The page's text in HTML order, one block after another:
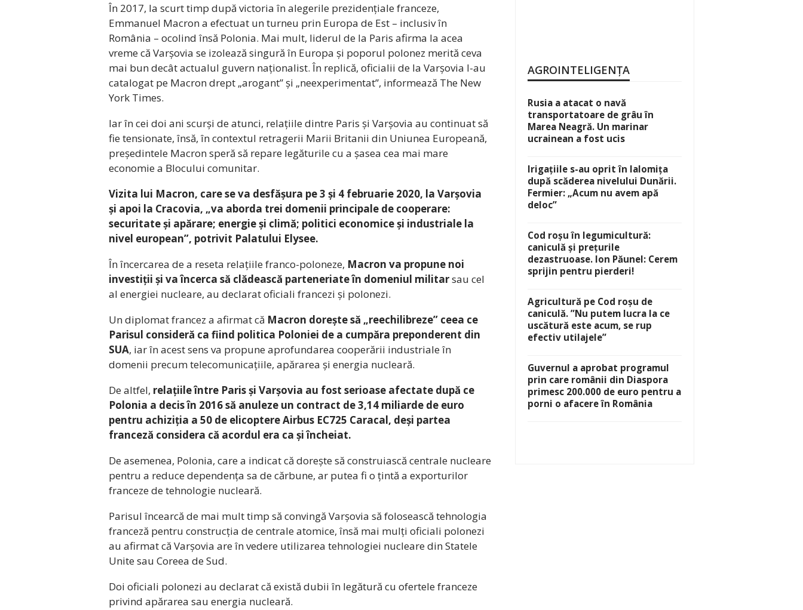
În 2017, la scurt timp după victoria în alegerile prezidențiale franceze,
Emmanuel Macron a efectuat un turneu prin Europa de Est – inclusiv în
România – ocolind însă Polonia. Mai mult, liderul de la Paris afirma la acea
vreme că Varșovia se izolează singură în Europa și poporul polonez merită ceva
mai bun decât actualul guvern naționalist. În replică, oficialii de la Varșovia l-au
catalogat pe Macron drept „arogant” și „neexperimentat”, informează The New
York Times.
Iar în cei doi ani scurși de atunci, relațiile dintre Paris și Varșovia au continuat să
fie tensionate, însă, în contextul retragerii Marii Britanii din Uniunea Europeană,
președintele Macron speră să repare legăturile cu a șasea cea mai mare
economie a Blocului comunitar.
Vizita lui Macron, care se va desfășura pe 3 și 4 februarie 2020, la Varșovia
și apoi la Cracovia, „va aborda trei domenii principale de cooperare:
securitate și apărare; energie și climă; politici economice și industriale la
nivel european”, potrivit Palatului Elysee.
În încercarea de a reseta relațiile franco-poloneze, Macron va propune noi
investiții și va încerca să clădească parteneriate în domeniul militarsau cel
al energiei nucleare, au declarat oficiali francezi și polonezi.
Un diplomat francez a afirmat că Macron dorește să „reechilibreze” ceea ce
Parisul consideră ca fiind politica Poloniei de a cumpăra preponderent din
SUA, iar în acest sens va propune aprofundarea cooperării industriale în
domenii precum telecomunicațiile, apărarea și energia nucleară.
De altfel, relațiile între Paris și Varșovia au fost serioase afectate după ce
Polonia a decis în 2016 să anuleze un contract de 3,14 miliarde de euro
pentru achiziția a 50 de elicoptere Airbus EC725 Caracal, deși partea
franceză considera că acordul era ca și încheiat.
De asemenea, Polonia, care a indicat că dorește să construiască centrale nucleare
pentru a reduce dependența sa de cărbune, ar putea fi o țintă a exporturilor
franceze de tehnologie nucleară.
Parisul încearcă de mai mult timp să convingă Varșovia să folosească tehnologia
franceză pentru construcția de centrale atomice, însă mai mulți oficiali polonezi
au afirmat că Varșovia are în vedere utilizarea tehnologiei nucleare din Statele
Unite sau Coreea de Sud.
Doi oficiali polonezi au declarat că există dubii în legătură cu ofertele franceze
privind apărarea sau energia nucleară.
AGROINTELIGENȚA
Rusia a atacat o navă
transportatoare de grâu în
Marea Neagră. Un marinar
ucrainean a fost ucis
Irigațiile s-au oprit în Ialomița
după scăderea nivelului Dunării.
Fermier: „Acum nu avem apă
deloc”
Cod roșu în legumicultură:
caniculă și prețurile
dezastruoase. Ion Păunel: Cerem
sprijin pentru pierderi!
Agricultură pe Cod roșu de
caniculă. ”Nu putem lucra la ce
uscătură este acum, se rup
efectiv utilajele”
Guvernul a aprobat programul
prin care românii din Diaspora
primesc 200.000 de euro pentru a
porni o afacere în România